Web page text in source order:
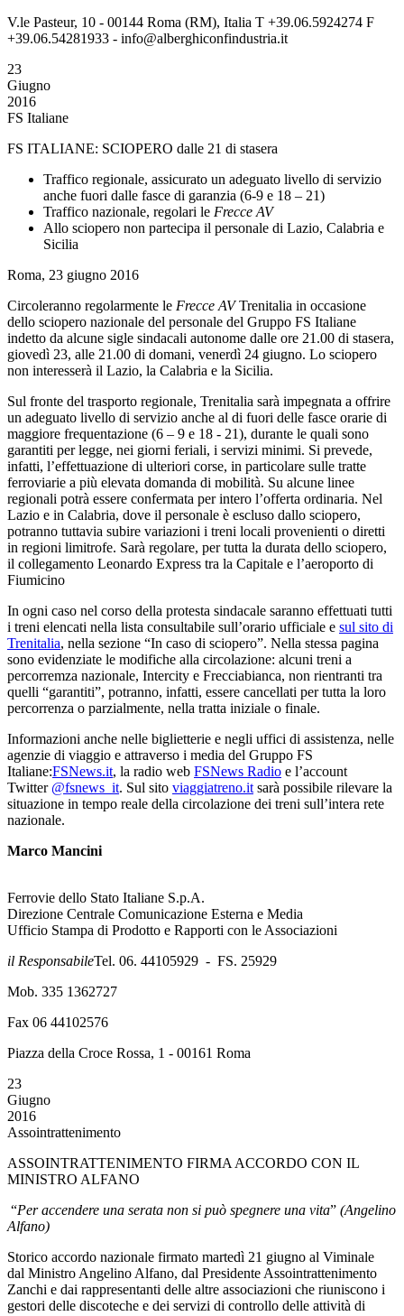
V.le Pasteur, 10 - 00144 Roma (RM), Italia T +39.06.5924274 F
+39.06.54281933 - info@alberghiconfindustria.it
23
Giugno
2016
FS Italiane
FS ITALIANE: SCIOPERO dalle 21 di stasera
Traffico regionale, assicurato un adeguato livello di servizio
anche fuori dalle fasce di garanzia (6-9 e 18 – 21)
Traffico nazionale, regolari le Frecce AV
Allo sciopero non partecipa il personale di Lazio, Calabria e
Sicilia
Roma, 23 giugno 2016
Circoleranno regolarmente le Frecce AVTrenitalia in occasione
dello sciopero nazionale del personale del Gruppo FS Italiane
indetto da alcune sigle sindacali autonome dalle ore 21.00 di stasera,
giovedì 23, alle 21.00 di domani, venerdì 24 giugno. Lo sciopero
non interesserà il Lazio, la Calabria e la Sicilia.
Sul fronte del trasporto regionale, Trenitalia sarà impegnata a offrire
un adeguato livello di servizio anche al di fuori delle fasce orarie di
maggiore frequentazione (6 – 9 e 18 - 21), durante le quali sono
garantiti per legge, nei giorni feriali, i servizi minimi. Si prevede,
infatti, l’effettuazione di ulteriori corse, in particolare sulle tratte
ferroviarie a più elevata domanda di mobilità. Su alcune linee
regionali potrà essere confermata per intero l’offerta ordinaria. Nel
Lazio e in Calabria, dove il personale è escluso dallo sciopero,
potranno tuttavia subire variazioni i treni locali provenienti o diretti
in regioni limitrofe. Sarà regolare, per tutta la durata dello sciopero,
il collegamento Leonardo Express tra la Capitale e l’aeroporto di
Fiumicino
In ogni caso nel corso della protesta sindacale saranno effettuati tutti
i treni elencati nella lista consultabile sull’orario ufficiale e sul sito di
Trenitalia, nella sezione “In caso di sciopero”. Nella stessa pagina
sono evidenziate le modifiche alla circolazione: alcuni treni a
percorremza nazionale, Intercity e Frecciabianca, non rientranti tra
quelli “garantiti”, potranno, infatti, essere cancellati per tutta la loro
percorrenza o parzialmente, nella tratta iniziale o finale.
Informazioni anche nelle biglietterie e negli uffici di assistenza, nelle
agenzie di viaggio e attraverso i media del Gruppo FS
Italiane:FSNews.it, la radio web FSNews Radio e l’account
Twitter @fsnews_it. Sul sito viaggiatreno.it sarà possibile rilevare la
situazione in tempo reale della circolazione dei treni sull’intera rete
nazionale.
Marco Mancini
Ferrovie dello Stato Italiane S.p.A.
Direzione Centrale Comunicazione Esterna e Media
Ufficio Stampa di Prodotto e Rapporti con le Associazioni
il ResponsabileTel. 06. 44105929 - FS. 25929
Mob. 335 1362727
Fax 06 44102576
Piazza della Croce Rossa, 1 - 00161 Roma
23
Giugno
2016
Assointrattenimento
ASSOINTRATTENIMENTO FIRMA ACCORDO CON IL
MINISTRO ALFANO
“Per accendere una serata non si può spegnere una vita” (Angelino
Alfano)
Storico accordo nazionale firmato martedì 21 giugno al Viminale
dal Ministro Angelino Alfano, dal Presidente Assointrattenimento
Zanchi e dai rappresentanti delle altre associazioni che riuniscono i
gestori delle discoteche e dei servizi di controllo delle attività di